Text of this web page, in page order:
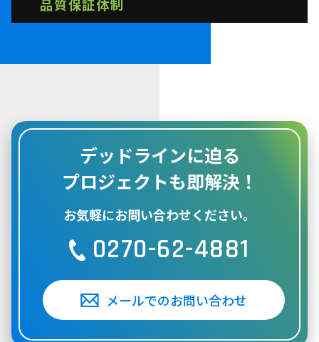
品質保証体制
デッドラインに迫る
プロジェクトも即解決！
お気軽にお問い合わせください。
0270-62-4881
メールでのお問い合わせ